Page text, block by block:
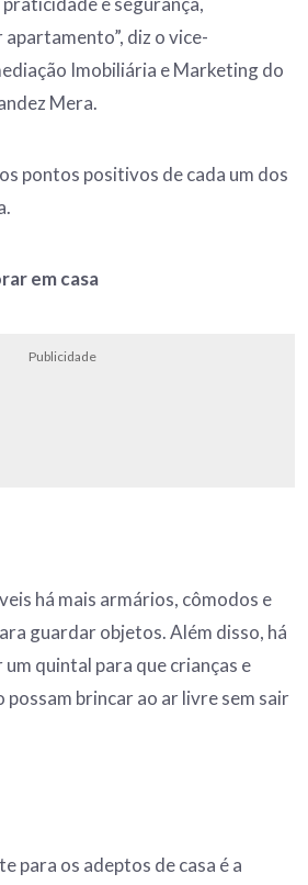
diz o vice-
Imobiliária e Marketing do
Mera.
pontos positivos de cada um dos
em casa
Publicidade
há mais armários, cômodos e
guardar objetos. Além disso, há
quintal para que crianças e
possam brincar ao ar livre sem sair
para os adeptos de casa é a